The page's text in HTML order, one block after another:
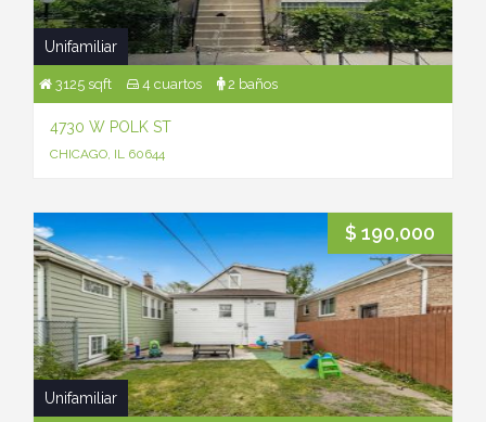
Unifamiliar
3125 sqft 4 cuartos 2 baños
4730 W POLK ST
CHICAGO, IL 60644
$ 190,000
Unifamiliar